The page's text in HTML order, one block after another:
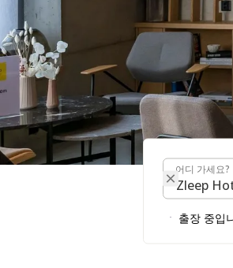
어디 가세요?
어디 가세요?
출장 중입